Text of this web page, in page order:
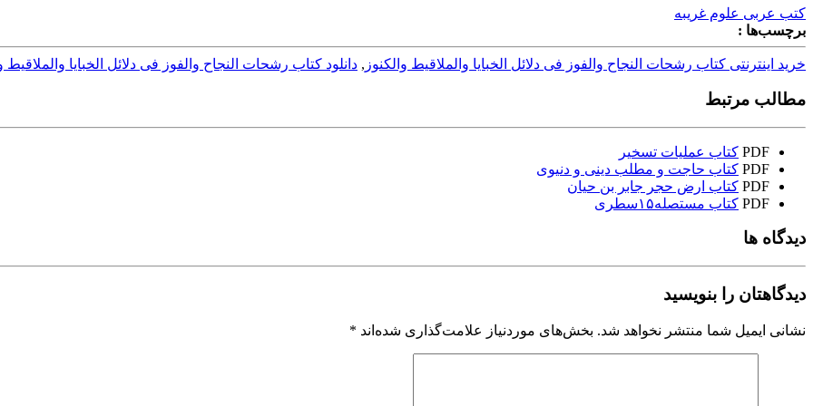
کتب عربی علوم غریبه
برچسب‌ها :
خرید اینترنتی كتاب رشحات النجاح والفوز فى دلائل الخبايا والملاقيط والكنوز , دانلود كتاب رشحات النجاح والفوز فى دلائل الخبايا والملاقيط
مطالب مرتبط
PDF کتاب عملیات تسخیر
PDF کتاب حاجت و مطلب دینی و دنیوی
PDF کتاب ارض حجر جابر بن حیان
PDF کتاب مستصله۱۵سطری
دیدگاه ها
دیدگاهتان را بنویسید
نشانی ایمیل شما منتشر نخواهد شد. بخش‌های موردنیاز علامت‌گذاری شده‌اند *